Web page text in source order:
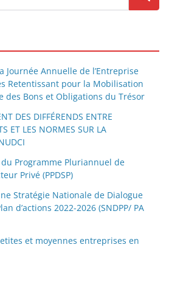
Journée Annuelle de l’Entreprise
Retentissant pour la Mobilisation
des Bons et Obligations du Trésor
DES DIFFÉRENDS ENTRE
ET LES NORMES SUR LA
Programme Pluriannuel de
Privé (PPDSP)
Stratégie Nationale de Dialogue
d’actions 2022-2026 (SNDPP/ PA
et moyennes entreprises en